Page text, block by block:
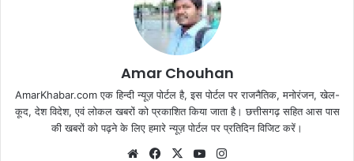
Amar Chouhan
AmarKhabar.com एक हिन्दी न्यूज़ पोर्टल है, इस पोर्टल पर राजनैतिक, मनोरंजन, खेल-
कूद, देश विदेश, एवं लोकल खबरों को प्रकाशित किया जाता है। छत्तीसगढ़ सहित आस पास
की खबरों को पढ़ने के लिए हमारे न्यूज़ पोर्टल पर प्रतिदिन विजिट करें।
WebsiteFacebook
X YouTube